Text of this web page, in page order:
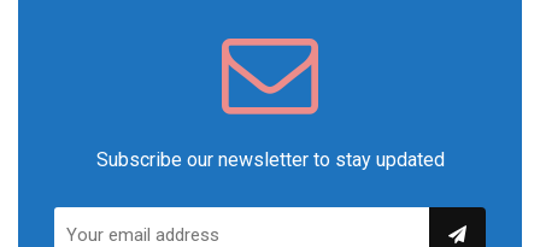
Subscribe our newsletter to stay updated